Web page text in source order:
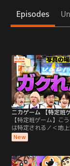
Episodes
【特定班ゲーム】こ
は特定される／＜地
ンを限定配信！＞ 教
『ニカゲーム』
マン松井ケムリのち
New